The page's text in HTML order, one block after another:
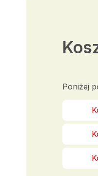
Poniżej